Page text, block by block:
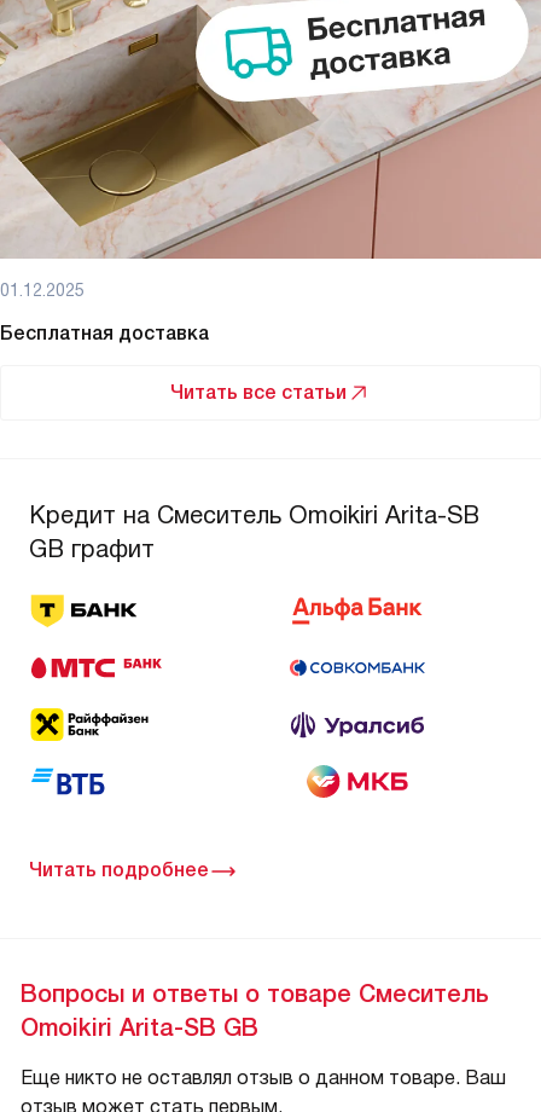
01.12.2025
Бесплатная доставка
Читать все статьи
Кредит на Смеситель Omoikiri Arita-SB
GB графит
Читать подробнее
Вопросы и ответы о товаре Смеситель
Omoikiri Arita-SB GB
Еще никто не оставлял отзыв о данном товаре. Ваш
отзыв может стать первым.